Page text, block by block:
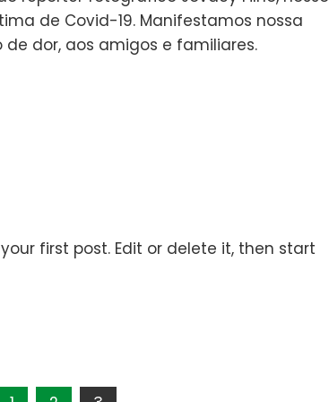
de Covid-19. Manifestamos nossa
dor, aos amigos e familiares.
first post. Edit or delete it, then start